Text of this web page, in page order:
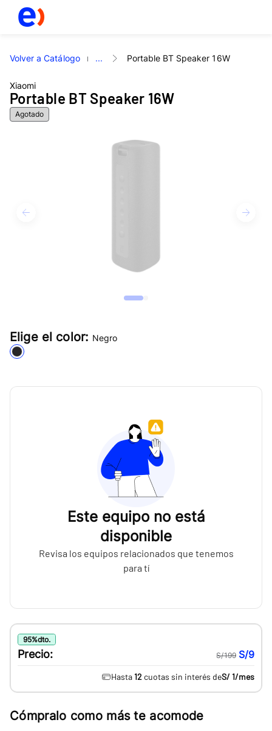
Volver a Catálogo ... Portable BT Speaker 16W
Xiaomi
Portable BT Speaker 16W
Agotado
Elige el color: Negro
Este equipo no está
disponible
Revisa los equipos relacionados que tenemos
para tí
95%dto.
Precio: S/199 S/9
Hasta 12 cuotas sin interés deS/ 1/mes
Cómpralo como más te acomode